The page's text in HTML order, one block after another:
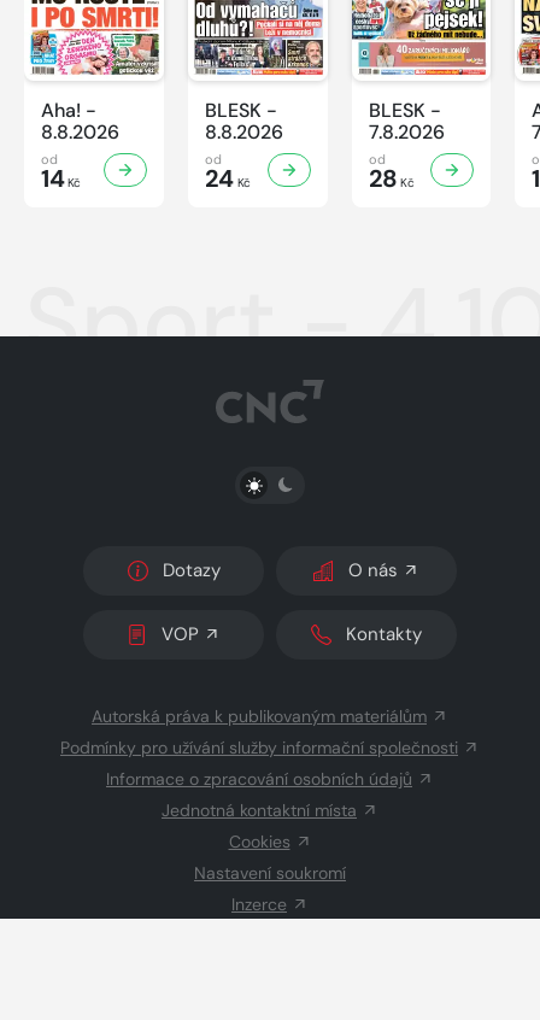
Aha! -
8.8.2026
od
14Kč
BLESK -
8.8.2026
od
24Kč
BLESK -
7.8.2026
od
28 Kč
Sport -
PŘEPNOUT SVĚTLÝ/TMAVÝ REŽIM
Dotazy O nás
VOP Kontakty
Autorská práva k publikovaným materiálům
Podmínky pro užívání služby informační společnosti
Informace o zpracování osobních údajů
Jednotná kontaktní místa
Cookies
Nastavení soukromí
Inzerce